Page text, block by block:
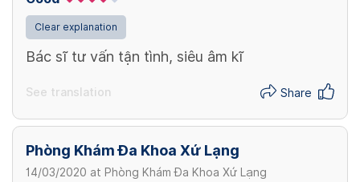
View more
Chlamydia
100,000 VND/ Lần
Clear explanation
Bác sĩ tư vấn tận tình, siêu âm kĩ
See translation Share
Phòng Khám Đa Khoa Xứ Lạng
14/03/2020 at Phòng Khám Đa Khoa Xứ Lạng